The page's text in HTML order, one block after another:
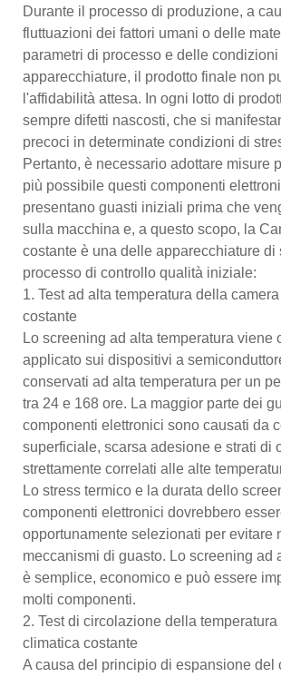
Durante il processo di produzione, a
fluttuazioni dei fattori umani o delle
parametri di processo e delle
apparecchiature, il prodotto finale non
l'affidabilità attesa. In ogni lotto di
sempre difetti nascosti, che si
precoci in determinate condizioni di
Pertanto, è necessario adottare misure
più possibile questi componenti
presentano guasti iniziali prima che
sulla macchina e, a questo scopo, la
costante è una delle apparecchiature di
processo di controllo qualità iniziale:
1. Test ad alta temperatura della
costante
Lo screening ad alta temperatura viene
applicato sui dispositivi a
conservati ad alta temperatura per un
tra 24 e 168 ore. La maggior parte dei
componenti elettronici sono causati da
superficiale, scarsa adesione e strati di
strettamente correlati alle alte
Lo stress termico e la durata dello
componenti elettronici dovrebbero
opportunamente selezionati per evitare
meccanismi di guasto. Lo screening ad
è semplice, economico e può essere
molti componenti.
2. Test di circolazione della
climatica costante
A causa del principio di espansione del